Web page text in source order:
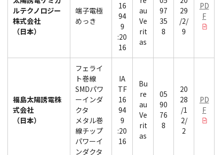
ルテクノロジー
株式会社
（日本）
端子電極
めっき
16
94
9
:20
16
au
Ve
rit
as
97
35
8
29
/2/
9
PD
F
福島太陽誘電株
式会社
（日本）
フェライ
ト巻線
SMDパワ
ーインダ
クタ
メタル巻
線チップ
パワーイ
ンダクタ
IA
TF
16
94
9
:20
16
Bu
re
au
Ve
rit
as
05
90
76
8
20
28
/1
2/
2
PD
F